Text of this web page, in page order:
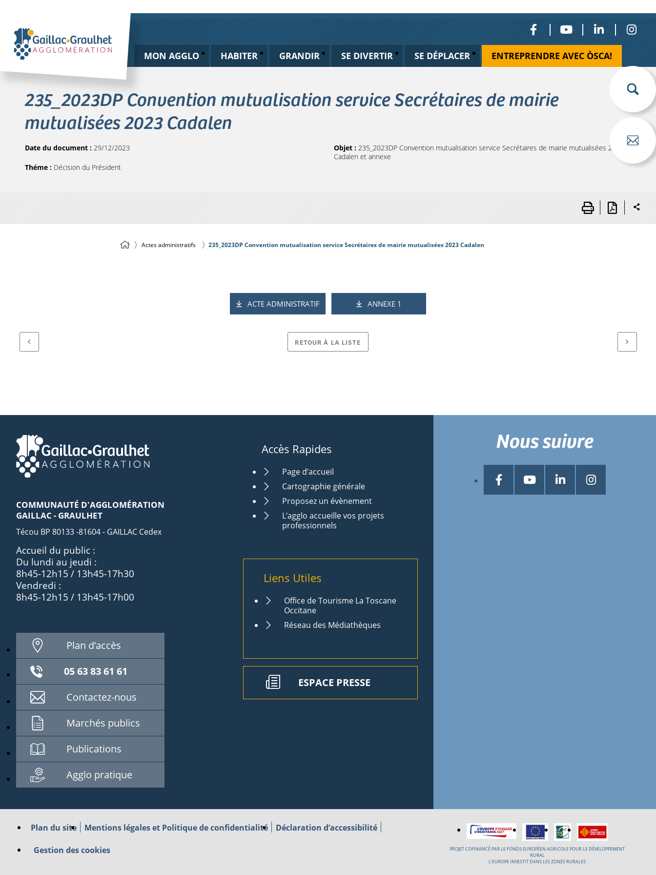
MON AGGLO HABITER GRANDIR SE DIVERTIR SE DÉPLACER ENTREPRENDRE AVEC ÒSCA!
235_2023DP Convention mutualisation service Secrétaires de mairie
mutualisées 2023 Cadalen
Date du document : 29/12/2023
Théme : Décision du Président
Objet : 235_2023DP Convention mutualisation service Secrétaires de mairie mutualisées 2023
Cadalen et annexe
Actes administratifs 235_2023DP Convention mutualisation service Secrétaires de mairie mutualisées 2023 Cadalen
ACTE ADMINISTRATIF ANNEXE 1
RETOUR À LA LISTE
COMMUNAUTÉ D'AGGLOMÉRATION
GAILLAC - GRAULHET
Técou BP 80133 -81604 - GAILLAC Cedex
Accueil du public :
Du lundi au jeudi :
8h45-12h15 / 13h45-17h30
Vendredi :
8h45-12h15 / 13h45-17h00
Plan d’accès
05 63 83 61 61
Contactez-nous
Marchés publics
Publications
Agglo pratique
Accès Rapides
Page d’accueil
Cartographie générale
Proposez un évènement
L’agglo accueille vos projets
professionnels
Liens Utiles
Office de Tourisme La Toscane
Occitane
Réseau des Médiathèques
ESPACE PRESSE
Nous suivre
Plan du site Mentions légales et Politique de confidentialité Déclaration d’accessibilité
Gestion des cookies
PROJET COFINANCÉ PAR LE FONDS EUROPÉEN AGRICOLE POUR LE DÉVELOPPEMENT
RURAL
L’EUROPE INVESTIT DANS LES ZONES RURALES